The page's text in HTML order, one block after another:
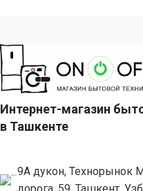
Интернет-магазин
в Ташкенте
9А дукон, Технорынок